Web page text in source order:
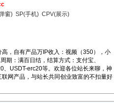
窗) SP(手机) CPV(展示)
，自有产品万IP收入：视频（350），小
期：满百日结，结算方式：支付宝、
、USDT-erc20等。欢迎各位站长来聊，神
网产品，与站长共同创业致富的不扣量好